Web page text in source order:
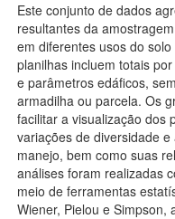
Este conjunto de dados
resultantes da
em diferentes usos do
planilhas incluem totais
e parâmetros edáficos,
armadilha ou parcela. Os
facilitar a visualização dos
variações de diversidade
manejo, bem como suas
análises foram realizadas
meio de ferramentas
Wiener, Pielou e Simpson,